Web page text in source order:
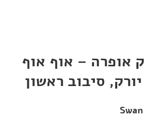
אופרה – אוף אוף
יורק, סיבוב ראשון